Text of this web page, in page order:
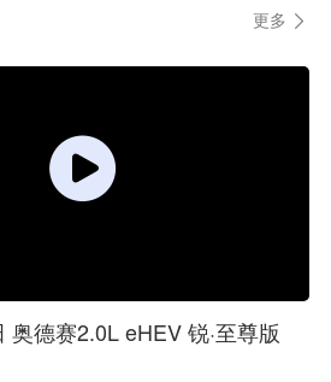
更多
德赛2.0L eHEV 锐·至尊版